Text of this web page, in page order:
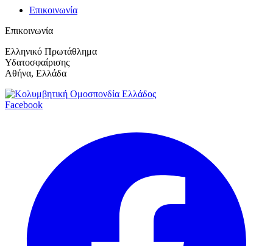
Επικοινωνία
Επικοινωνία
Ελληνικό Πρωτάθλημα
Υδατοσφαίρισης
Αθήνα, Ελλάδα
Facebook